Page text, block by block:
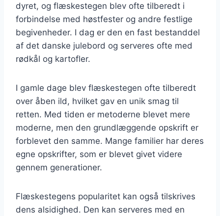
dyret, og flæskestegen blev ofte tilberedt i
forbindelse med høstfester og andre festlige
begivenheder. I dag er den en fast bestanddel
af det danske julebord og serveres ofte med
rødkål og kartofler.
I gamle dage blev flæskestegen ofte tilberedt
over åben ild, hvilket gav en unik smag til
retten. Med tiden er metoderne blevet mere
moderne, men den grundlæggende opskrift er
forblevet den samme. Mange familier har deres
egne opskrifter, som er blevet givet videre
gennem generationer.
Flæskestegens popularitet kan også tilskrives
dens alsidighed. Den kan serveres med en